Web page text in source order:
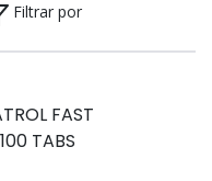
Filtrar por
FAST
TABS